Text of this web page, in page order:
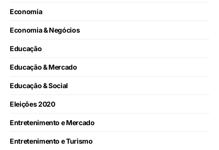
Economia
Economia & Negócios
Educação
Educação & Mercado
Educação & Social
Eleições 2020
Entretenimento e Mercado
Entretenimento e Turismo